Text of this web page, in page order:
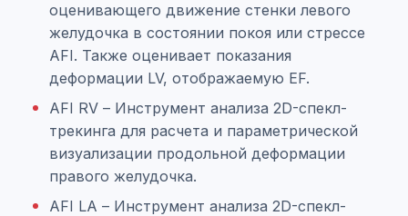
оценивающего движение стенки левого
желудочка в состоянии покоя или стрессе
AFI. Также оценивает показания
деформации LV, отображаемую EF.
AFI RV – Инструмент анализа 2D-спекл-
трекинга для расчета и параметрической
визуализации продольной деформации
правого желудочка.
AFI LA – Инструмент анализа 2D-спекл-